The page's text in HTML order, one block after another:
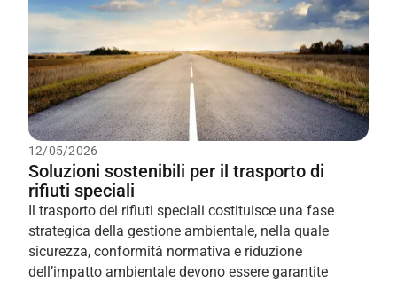
12/05/2026
Soluzioni sostenibili per il trasporto di
rifiuti speciali
Il trasporto dei rifiuti speciali costituisce una fase
strategica della gestione ambientale, nella quale
sicurezza, conformità normativa e riduzione
dell’impatto ambientale devono essere garantite